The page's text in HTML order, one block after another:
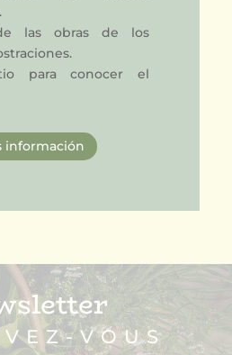
las obras de los
para conocer el
información
VOUS